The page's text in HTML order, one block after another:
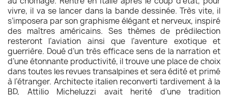
vivre, il va se lancer dans la bande dessinée. Très vite, il
s’imposera par son graphisme élégant et nerveux, inspiré
des maîtres américains. Ses thèmes de prédilection
resteront l’aviation ainsi que l’aventure exotique et
guerrière. Doué d’un très efficace sens de la narration et
d’une étonnante productivité, il trouve une place de choix
dans toutes les revues transalpines et sera édité et primé
à l’étranger. Architecte italien reconverti tardivement à la
BD, Attilio Micheluzzi avait herité d'une tradition